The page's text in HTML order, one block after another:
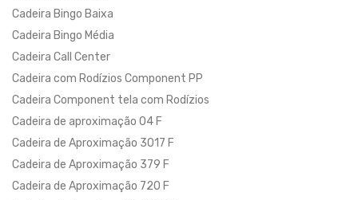
Cadeira Bingo Baixa
Cadeira Bingo Média
Cadeira Call Center
Cadeira com Rodízios Component PP
Cadeira Component tela com Rodízios
Cadeira de aproximação 04 F
Cadeira de Aproximação 3017 F
Cadeira de Aproximação 379 F
Cadeira de Aproximação 720 F